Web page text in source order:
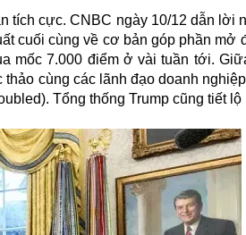
tích cực. CNBC ngày 10/12 dẫn lời
cuối cùng về cơ bản góp phần mở
mốc 7.000 điểm ở vài tuần tới.
cùng các lãnh đạo doanh
Tổng thống Trump cũng tiết